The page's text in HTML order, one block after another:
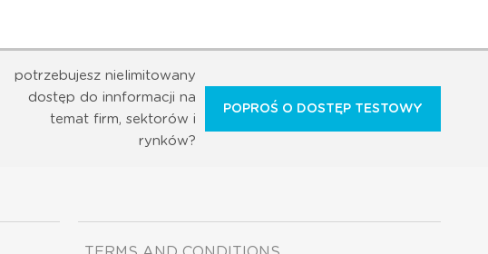
potrzebujesz nielimitowany
dostęp do innformacji na
temat firm, sektorów i
rynków?
POPROŚ O DOSTĘP TESTOWY